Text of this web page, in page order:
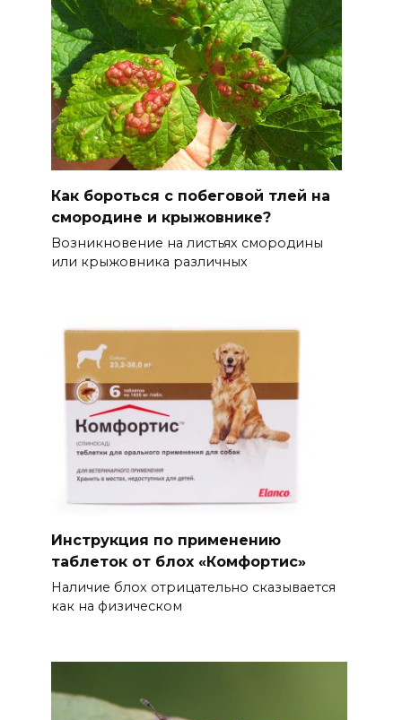
Как бороться с побеговой тлей на
смородине и крыжовнике?
Возникновение на листьях смородины
или крыжовника различных
Инструкция по применению
таблеток от блох «Комфортис»
Наличие блох отрицательно сказывается
как на физическом